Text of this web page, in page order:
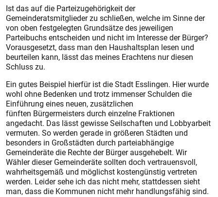
Ist das auf die Parteizugehörigkeit der
Gemeinderatsmitglieder zu schließen, welche im Sinne der
von oben festgelegten Grundsätze des jeweiligen
Parteibuchs entscheiden und nicht im Interesse der Bürger?
Vorausgesetzt, dass man den Haushaltsplan lesen und
beurteilen kann, lässt das meines Erachtens nur diesen
Schluss zu.
Ein gutes Beispiel hierfür ist die Stadt Esslingen. Hier wurde
wohl ohne Bedenken und trotz immenser Schulden die
Einführung eines neuen, zusätzlichen
fünften Bürgermeisters durch einzelne Fraktionen
angedacht. Das lässt gewisse Seilschaften und Lobbyarbeit
vermuten. So werden gerade in größeren Städten und
besonders in Großstädten durch parteiabhängige
Gemeinderäte die Rechte der Bürger ausgehebelt. Wir
Wähler dieser Gemeinderäte sollten doch vertrauensvoll,
wahrheitsgemäß und möglichst kostengünstig vertreten
werden. Leider sehe ich das nicht mehr, stattdessen sieht
man, dass die Kommunen nicht mehr handlungsfähig sind.